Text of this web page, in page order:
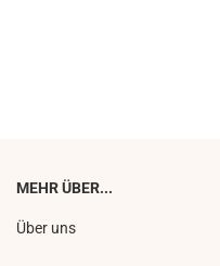
MEHR ÜBER...
Über uns